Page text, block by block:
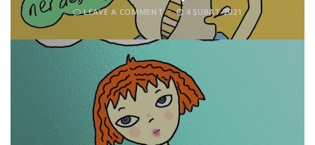
LEAVE A COMMENT 4 ŞUBAT 2021